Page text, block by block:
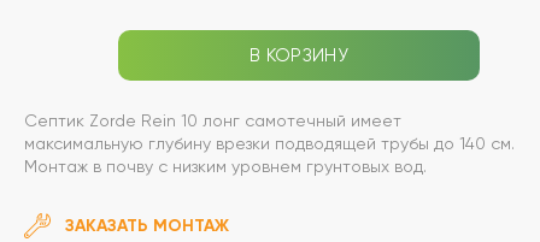
В КОРЗИНУ
Септик Zorde Rein 10 лонг самотечный имеет
максимальную глубину врезки подводящей трубы до 140 см.
Монтаж в почву с низким уровнем грунтовых вод.
ЗАКАЗАТЬ МОНТАЖ